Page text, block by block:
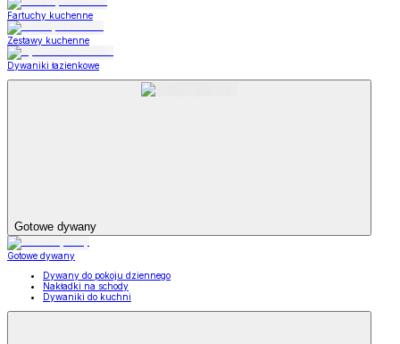
Fartuchy kuchenne
Zestawy kuchenne
Dywaniki łazienkowe
Gotowe dywany
Gotowe dywany
Dywany do pokoju dziennego
Nakładki na schody
Dywaniki do kuchni